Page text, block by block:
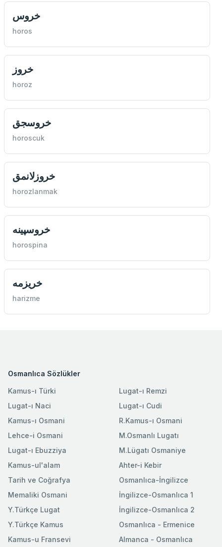
خروس
horos
خروز
horoz
خروسجق
horoscuk
خروزلانمق
horozlanmak
خروسپينه
horospina
خريزمه
harizme
Osmanlıca Sözlükler
Kamus-ı Türki
Lugat-ı Naci
Kamus-ı Osmani
Lehce-i Osmani
Lugat-ı Ebuzziya
Lugat-ı Remzi
Lugat-ı Cudi
R.Kamus-ı Osmani
M.Osmanlı Lugatı
M.Lügatı Osmaniye
Kamus-ul'alam
Tarih ve Coğrafya
Memaliki Osmani
Y.Türkçe Lugat
Y.Türkçe Kamus
Ahter-i Kebir
Osmanlıca-İngilizce
İngilizce-Osmanlıca 1
İngilizce-Osmanlıca 2
Osmanlıca - Ermenice
Kamus-u Fransevi
Almanca - Osmanlıca